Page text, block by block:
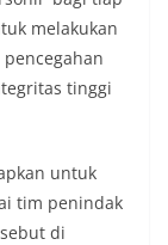
melakukan
tinggi
untuk
tim penindak
di